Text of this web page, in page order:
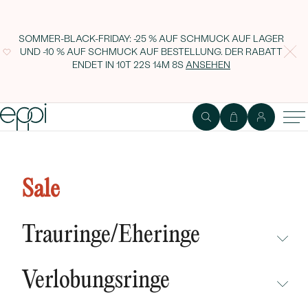
SOMMER-BLACK-FRIDAY: -25 % AUF SCHMUCK AUF LAGER
UND -10 % AUF SCHMUCK AUF BESTELLUNG. DER RABATT
ENDET IN 10T 22S 14M 7SANSEHEN
Sale
Trauringe/Eheringe
NEUHEITEN
Verlobungsringe
Vivid Yellow Oval Diamant